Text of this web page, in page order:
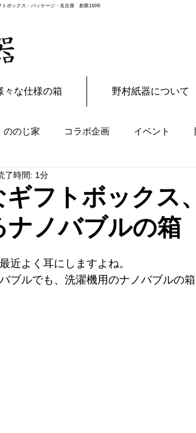
トボックス・パッケージ・名古屋 創業110年
々な仕様の箱 野村紙器について
ののじ家 コラボ企画 イベント
ギフトボックス
ナノバブルの箱
了時間: 1分
近よく耳にしますよね。
ブルでも、洗濯機用のナノバブルの